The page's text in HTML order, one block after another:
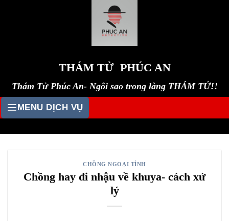
THÁM TỬ PHÚC AN
Thám Tử Phúc An- Ngôi sao trong làng THÁM TỬ!!
MENU DỊCH VỤ
CHỒNG NGOẠI TÌNH
Chồng hay đi nhậu về khuya- cách xử
lý